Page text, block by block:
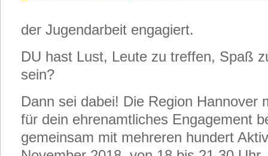
der Jugendarbeit engagiert.
DU hast Lust, Leute zu treffen, Spaß
sein?
Dann sei dabei! Die Region Hannover
für dein ehrenamtliches Engagement
gemeinsam mit mehreren hundert